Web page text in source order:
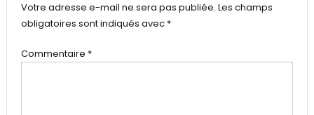
Votre adresse e-mail ne sera pas publiée. Les champs
obligatoires sont indiqués avec *
Commentaire *